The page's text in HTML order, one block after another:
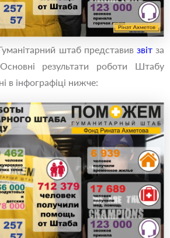
штаб представив звітза
результати роботи Штабу
в інфографіці нижче: